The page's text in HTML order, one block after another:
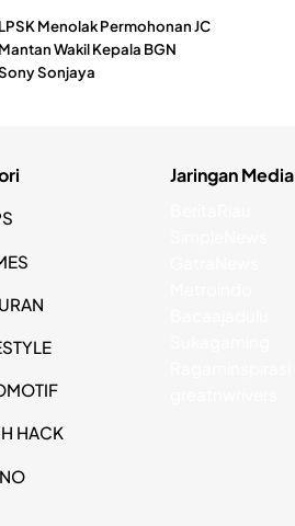
LPSK Menolak Permohonan JC
Mantan Wakil Kepala BGN
Sonjaya
HACK
Jaringan Media